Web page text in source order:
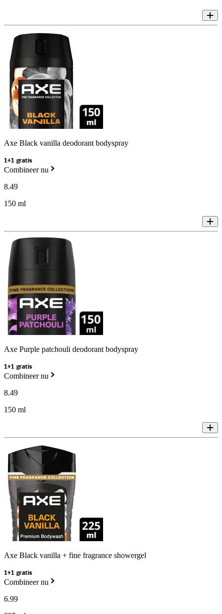
Axe Black vanilla deodorant bodyspray
1+1 gratis
Combineer nu
8.49
150 ml
Axe Purple patchouli deodorant bodyspray
1+1 gratis
Combineer nu
8.49
150 ml
Axe Black vanilla + fine fragrance showergel
1+1 gratis
Combineer nu
6.99